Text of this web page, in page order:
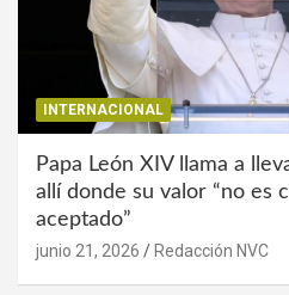
INTERNACIONAL
Papa León XIV llama a
allí donde su valor “no es
aceptado”
junio 21, 2026 Redacción NVC